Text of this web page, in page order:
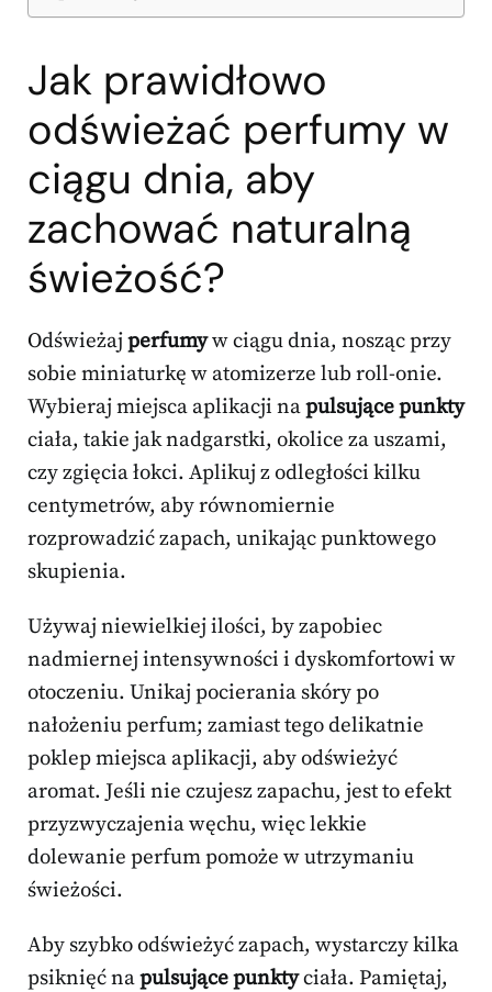
Jak prawidłowo
odświeżać perfumy w
ciągu dnia, aby
zachować naturalną
świeżość?
Odświeżajperfumyw ciągu dnia, nosząc przy
sobie miniaturkę w atomizerze lub roll-onie.
Wybieraj miejsca aplikacji napulsujące punkty
ciała, takie jak nadgarstki, okolice za uszami,
czy zgięcia łokci. Aplikuj z odległości kilku
centymetrów, aby równomiernie
rozprowadzić zapach, unikając punktowego
skupienia.
Używaj niewielkiej ilości, by zapobiec
nadmiernej intensywności i dyskomfortowi w
otoczeniu. Unikaj pocierania skóry po
nałożeniu perfum; zamiast tego delikatnie
poklep miejsca aplikacji, aby odświeżyć
aromat. Jeśli nie czujesz zapachu, jest to efekt
przyzwyczajenia węchu, więc lekkie
dolewanie perfum pomoże w utrzymaniu
świeżości.
Aby szybko odświeżyć zapach, wystarczy kilka
psiknięć napulsujące punktyciała. Pamiętaj,